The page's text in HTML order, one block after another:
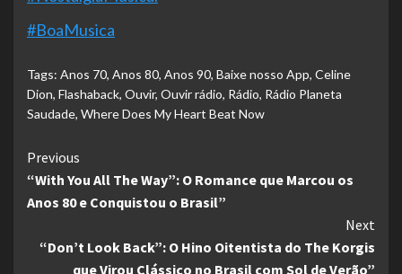
#BoaMusica
Tags: Anos 70, Anos 80, Anos 90, Baixe nosso App, Celine
Dion, Flashaback, Ouvir, Ouvir rádio, Rádio, Rádio Planeta
Saudade, Where Does My Heart Beat Now
Continue
Reading
Previous
“With You All The Way”: O Romance que Marcou os
Anos 80 e Conquistou o Brasil”
Next
“Don’t Look Back”: O Hino Oitentista do The Korgis
que Virou Clássico no Brasil com Sol de Verão”